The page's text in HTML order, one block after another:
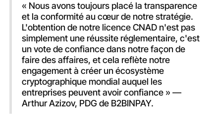
« Nous avons toujours placé la transparence
et la conformité au cœur de notre stratégie.
L'obtention de notre licence CNAD n'est pas
simplement une réussite réglementaire, c'est
un vote de confiance dans notre façon de
faire des affaires, et cela reflète notre
engagement à créer un écosystème
cryptographique mondial auquel les
entreprises peuvent avoir confiance » —
Arthur Azizov, PDG de B2BINPAY.